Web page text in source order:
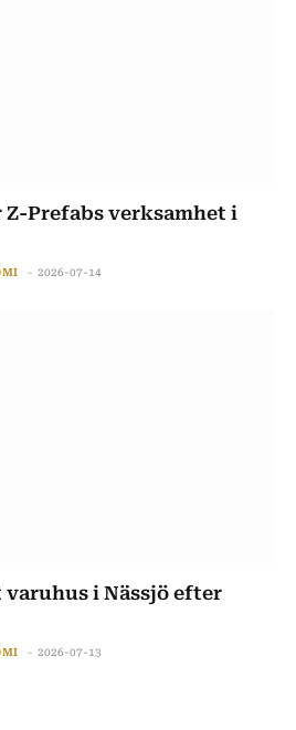
Prefabs verksamhet i
2026-07-14
i Nässjö efter
2026-07-13